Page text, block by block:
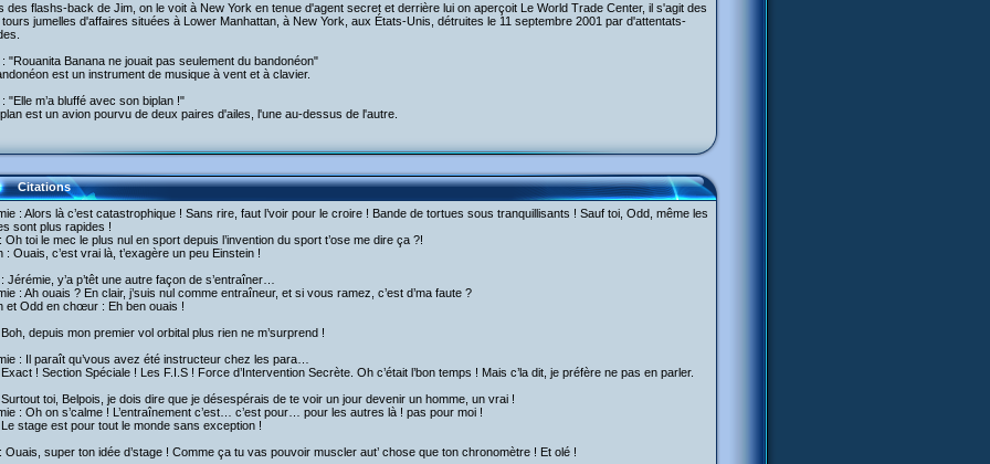
des flashs-back de Jim, on le voit à New York en tenue d'agent secret et derrière lui on aperçoit Le World Trade Center, il s'agit des
jumelles d'affaires situées à Lower Manhattan, à New York, aux États-Unis, détruites le 11 septembre 2001 par d'attentats-
"Rouanita Banana ne jouait pas seulement du bandonéon"
est un instrument de musique à vent et à clavier.
"Elle m’a bluffé avec son biplan !"
est un avion pourvu de deux paires d'ailes, l'une au-dessus de l'autre.
Citations
: Alors là c’est catastrophique ! Sans rire, faut l’voir pour le croire ! Bande de tortues sous tranquillisants ! Sauf toi, Odd, même les
sont plus rapides !
Oh toi le mec le plus nul en sport depuis l’invention du sport t’ose me dire ça ?!
: Ouais, c’est vrai là, t’exagère un peu Einstein !
Jérémie, y’a p’têt une autre façon de s’entraîner…
: Ah ouais ? En clair, j’suis nul comme entraîneur, et si vous ramez, c’est d’ma faute ?
et Odd en chœur : Eh ben ouais !
depuis mon premier vol orbital plus rien ne m’surprend !
: Il paraît qu’vous avez été instructeur chez les para…
! Section Spéciale ! Les F.I.S ! Force d’Intervention Secrète. Oh c’était l’bon temps ! Mais c’la dit, je préfère ne pas en parler.
toi, Belpois, je dois dire que je désespérais de te voir un jour devenir un homme, un vrai !
: Oh on s’calme ! L’entraînement c’est… c’est pour… pour les autres là ! pas pour moi !
stage est pour tout le monde sans exception !
Ouais, super ton idée d’stage ! Comme ça tu vas pouvoir muscler aut’ chose que ton chronomètre ! Et olé !